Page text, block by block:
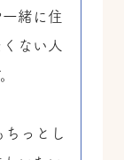
緒に住
ない人
っとし